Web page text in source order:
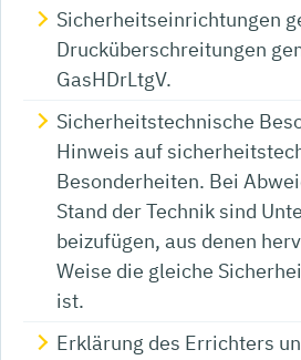
Sicherheitseinrichtungen
Drucküberschreitungen
GasHDrLtgV.
Sicherheitstechnische
Hinweis auf
Besonderheiten. Bei
Stand der Technik sind
beizufügen, aus denen
Weise die gleiche
ist.
Erklärung des Errichters